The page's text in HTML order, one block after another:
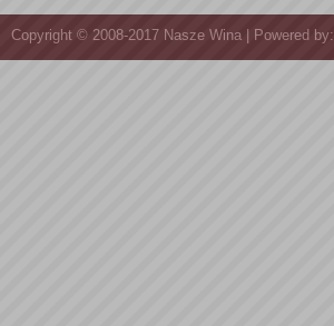
Copyright © 2008-2017 Nasze Wina | Powered by: